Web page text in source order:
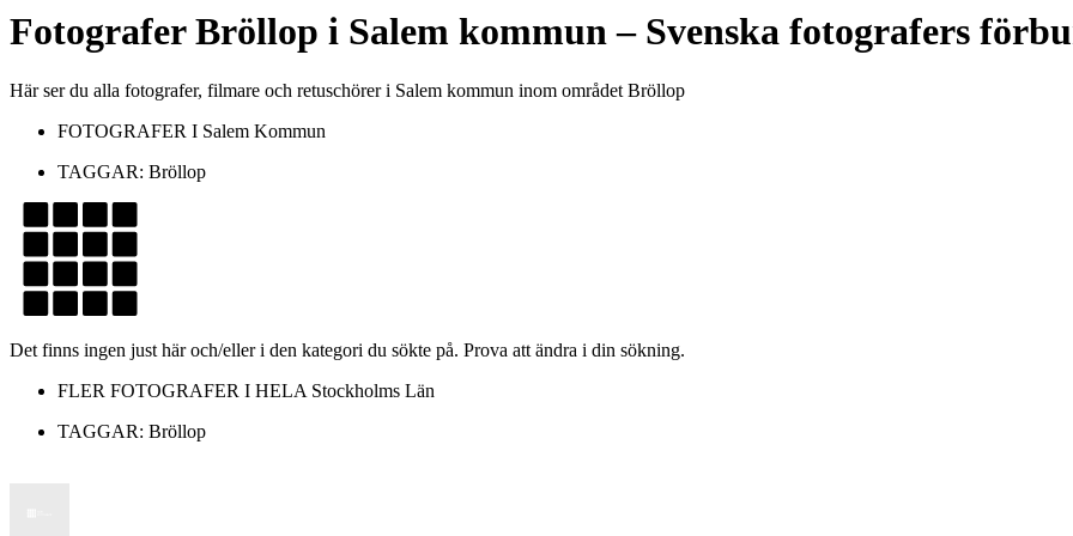
FotograferBröllop i Salem kommun– Svenska fotografers
Här ser du alla fotografer, filmare och retuschörer i Salem kommun inom området Bröllop
FOTOGRAFER I Salem Kommun
TAGGAR: Bröllop
Det finns ingen just här och/eller i den kategori du sökte på. Prova att ändra i din sökning.
FLER FOTOGRAFER I HELA Stockholms Län
TAGGAR: Bröllop